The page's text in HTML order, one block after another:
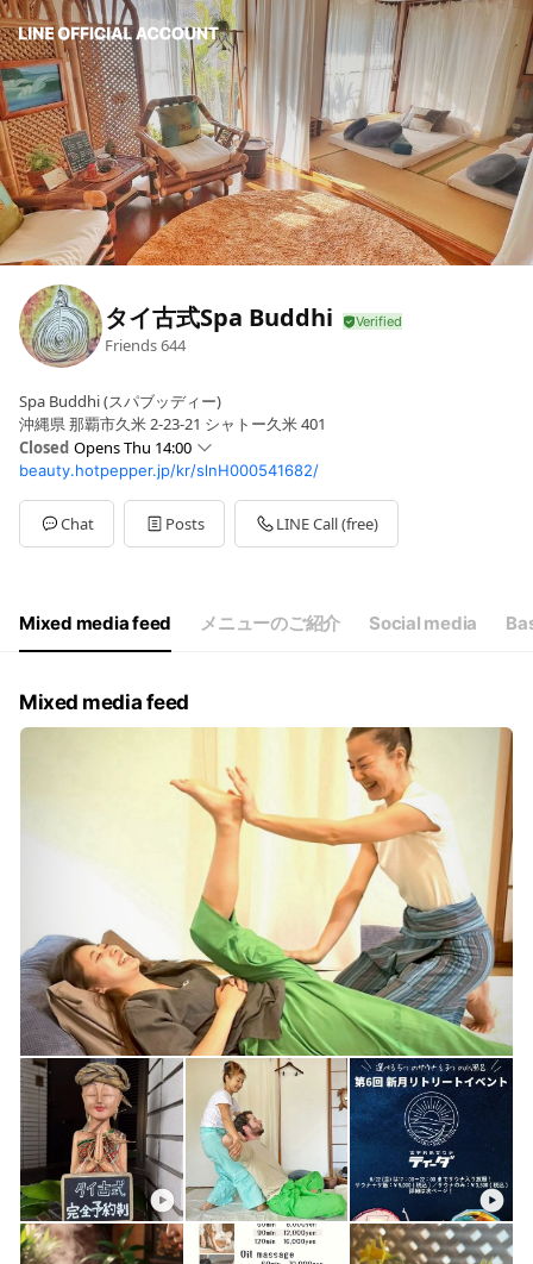
タイ古式Spa Buddhi
Friends644
Spa Buddhi (スパブッディー)
沖縄県 那覇市久米 2-23-21 シャトー久米 401
Closed Opens Thu 14:00
Sun14:00 - 21:00
Mon14:00 - 21:00
Tue14:00 - 21:00
Wed14:00 - 21:00
Sat
14:00 - 21:00
時間外でも早めにご連絡頂ければできる限り対応致します！
beauty.hotpepper.jp/kr/slnH000541682/
Chat Posts LINE Call (free)
Mixed media feed メニューのご紹介 Social media
Mixed media feed